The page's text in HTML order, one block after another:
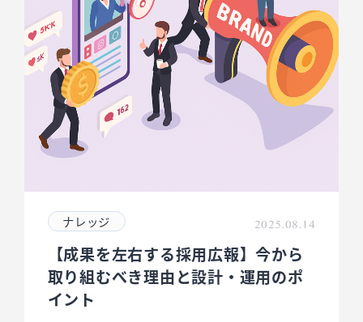
ナレッジ 2025.08.14
【成果を左右する採用広報】今から
取り組むべき理由と設計・運用のポ
イント